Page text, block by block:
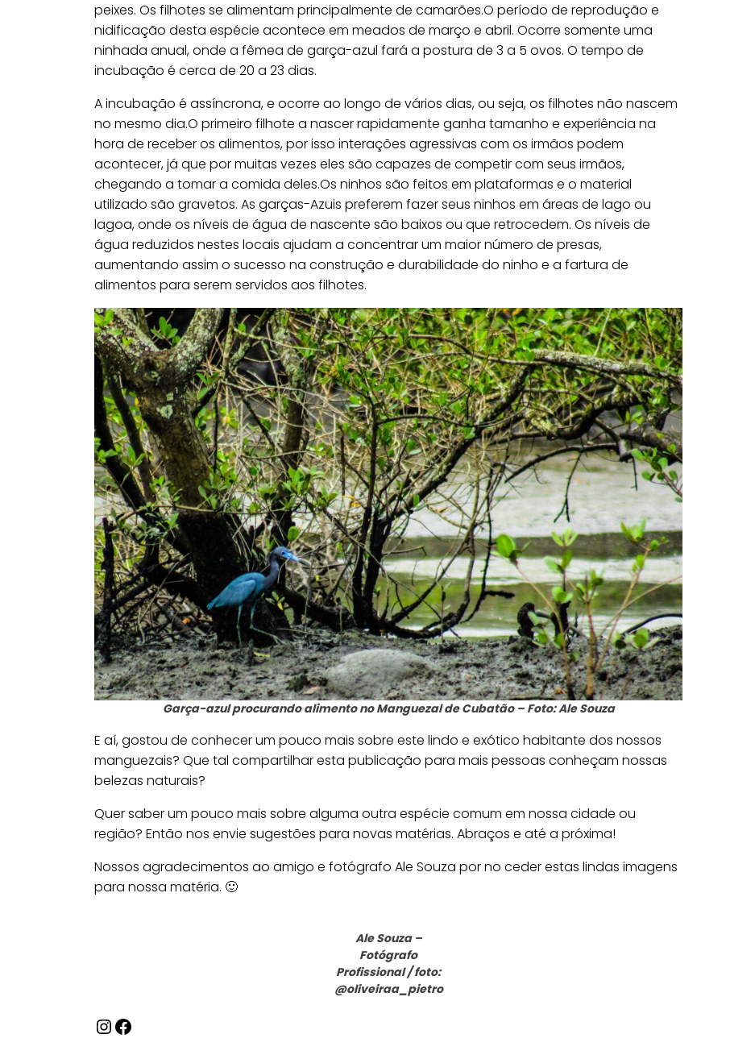
peixes. Os filhotes se alimentam principalmente de camarões.O período de reprodução e
nidificação desta espécie acontece em meados de março e abril. Ocorre somente uma
ninhada anual, onde a fêmea de garça-azul fará a postura de 3 a 5 ovos. O tempo de
incubação é cerca de 20 a 23 dias.
A incubação é assíncrona, e ocorre ao longo de vários dias, ou seja, os filhotes não nascem
no mesmo dia.O primeiro filhote a nascer rapidamente ganha tamanho e experiência na
hora de receber os alimentos, por isso interações agressivas com os irmãos podem
acontecer, já que por muitas vezes eles são capazes de competir com seus irmãos,
chegando a tomar a comida deles.Os ninhos são feitos em plataformas e o material
utilizado são gravetos. As garças-Azuis preferem fazer seus ninhos em áreas de lago ou
lagoa, onde os níveis de água de nascente são baixos ou que retrocedem. Os níveis de
água reduzidos nestes locais ajudam a concentrar um maior número de presas,
aumentando assim o sucesso na construção e durabilidade do ninho e a fartura de
alimentos para serem servidos aos filhotes.
Garça-azul procurando alimento no Manguezal de Cubatão – Foto: Ale Souza
E aí, gostou de conhecer um pouco mais sobre este lindo e exótico habitante dos nossos
manguezais? Que tal compartilhar esta publicação para mais pessoas conheçam nossas
belezas naturais?
Quer saber um pouco mais sobre alguma outra espécie comum em nossa cidade ou
região? Então nos envie sugestões para novas matérias. Abraços e até a próxima!
Nossos agradecimentos ao amigo e fotógrafo Ale Souza por no ceder estas lindas imagens
para nossa matéria. 🙂
Ale Souza –
Fotógrafo
Profissional / foto:
@oliveiraa_pietro
Instagram
Facebook